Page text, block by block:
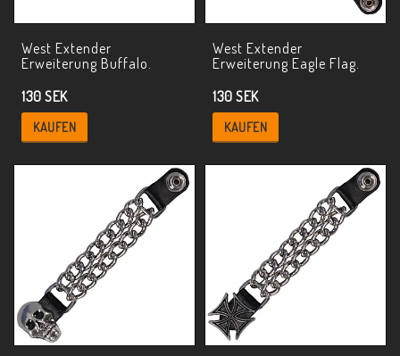
West Extender
Erweiterung Buffalo.
130 SEK
KAUFEN
West Extender
Erweiterung Eagle Flag.
130 SEK
KAUFEN